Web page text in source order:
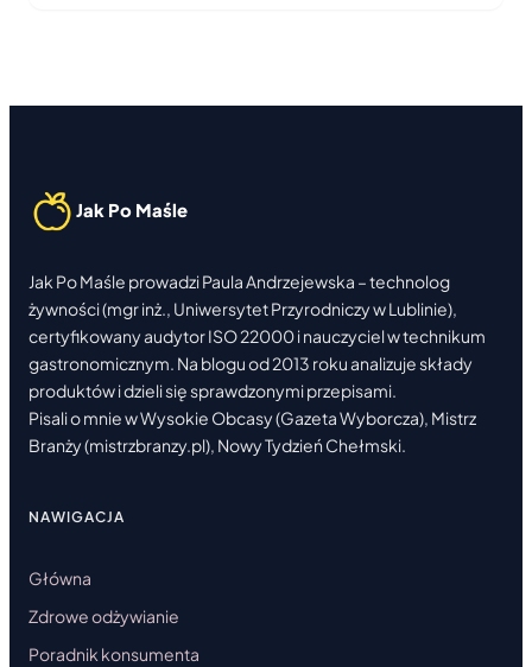
Jak Po Maśle
Jak Po Maśle prowadzi Paula Andrzejewska – technolog
żywności (mgr inż., Uniwersytet Przyrodniczy w Lublinie),
certyfikowany audytor ISO 22000 i nauczyciel w technikum
gastronomicznym. Na blogu od 2013 roku analizuje składy
produktów i dzieli się sprawdzonymi przepisami.
Pisali o mnie w Wysokie Obcasy (Gazeta Wyborcza), Mistrz
Branży (mistrzbranzy.pl), Nowy Tydzień Chełmski.
NAWIGACJA
Główna
Zdrowe odżywianie
Poradnik konsumenta